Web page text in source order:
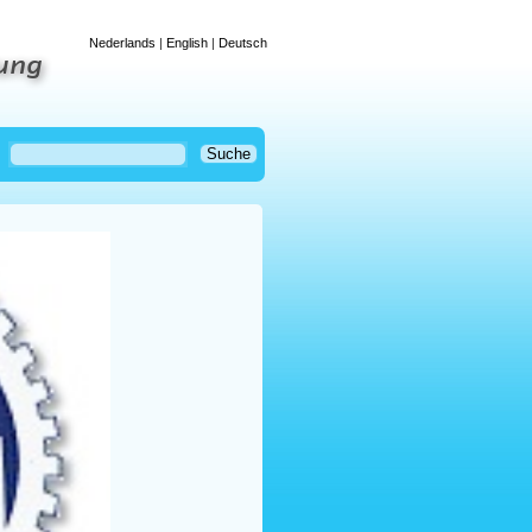
Nederlands | English | Deutsch
Suche